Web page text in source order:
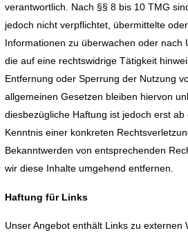
verantwortlich. Nach §§ 8 bis 10 TMG
jedoch nicht verpflichtet, übermittelte
Informationen zu überwachen oder nach
die auf eine rechtswidrige Tätigkeit
Entfernung oder Sperrung der Nutzung
allgemeinen Gesetzen bleiben hiervon
diesbezügliche Haftung ist jedoch erst
Kenntnis einer konkreten
Bekanntwerden von entsprechenden
wir diese Inhalte umgehend entfernen.
Haftung für Links
Unser Angebot enthält Links zu externen